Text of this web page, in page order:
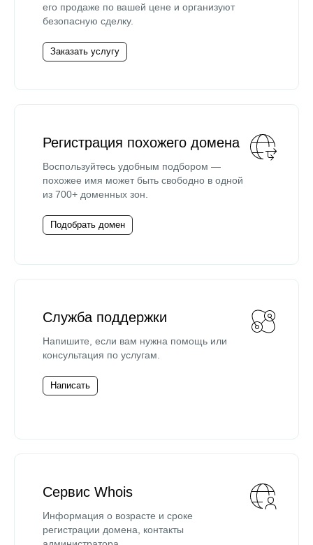
его продаже по вашей цене и организуют
безопасную сделку.
Заказать услугу
Регистрация похожего домена
Воспользуйтесь удобным подбором —
похожее имя может быть свободно в одной
из 700+ доменных зон.
Подобрать домен
Служба поддержки
Напишите, если вам нужна помощь или
консультация по услугам.
Написать
Сервис Whois
Информация о возрасте и сроке
регистрации домена, контакты